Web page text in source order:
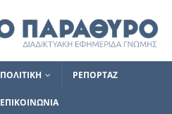
ΠΟΛΙΤΙΚΗ ΡΕΠΟΡΤΑΖ
ΕΠΙΚΟΙΝΩΝΙΑ